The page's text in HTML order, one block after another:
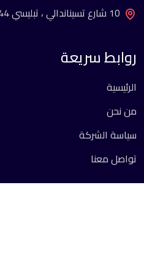
10 شارع تسيناندالي ، تبليسي 0144 ، جورجيا
روابط سريعة
الرئيسية
من نحن
سياسة الشركة
تواصل معنا